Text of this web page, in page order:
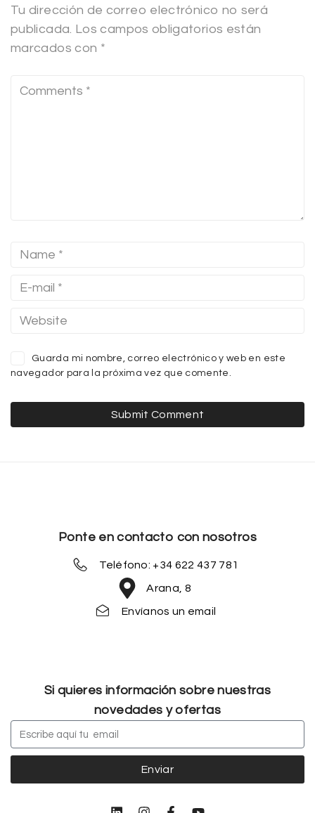
Tu dirección de correo electrónico no será
publicada. Los campos obligatorios están
marcados con *
Guarda mi nombre, correo electrónico y web en este
navegador para la próxima vez que comente.
Ponte en contacto con nosotros
Teléfono: +34 622 437 781
Arana, 8
Envíanos un email
Si quieres información sobre nuestras
novedades y ofertas
Enviar